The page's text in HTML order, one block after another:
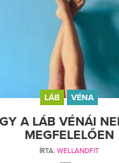
LÁB VÉNA
A LÁB VÉNÁI
MEGFELELŐEN
ÍRTA: WELLANDFIT